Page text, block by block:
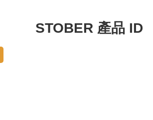
STOBER 產品 ID